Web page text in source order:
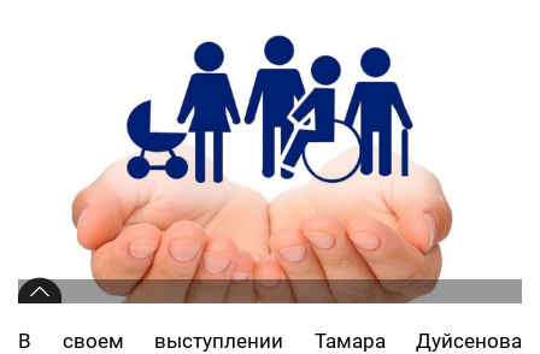
В своем выступлении Тамара Дуйсенова